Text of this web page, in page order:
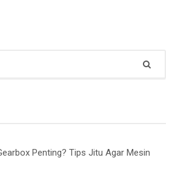
Penting? Tips Jitu Agar Mesin